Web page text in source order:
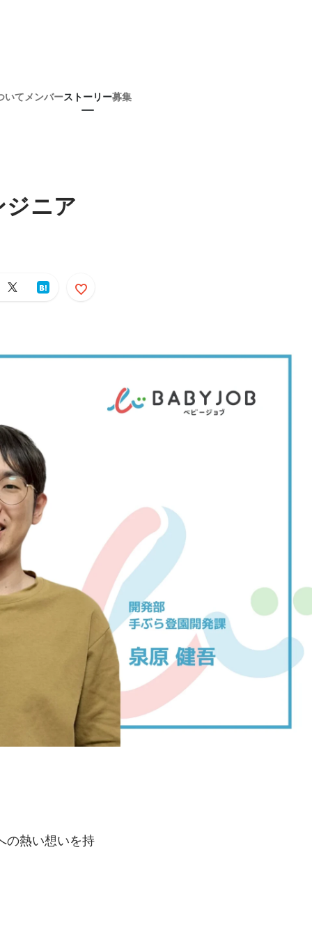
いて メンバーストーリー募集
ニア
の熱い想いを持